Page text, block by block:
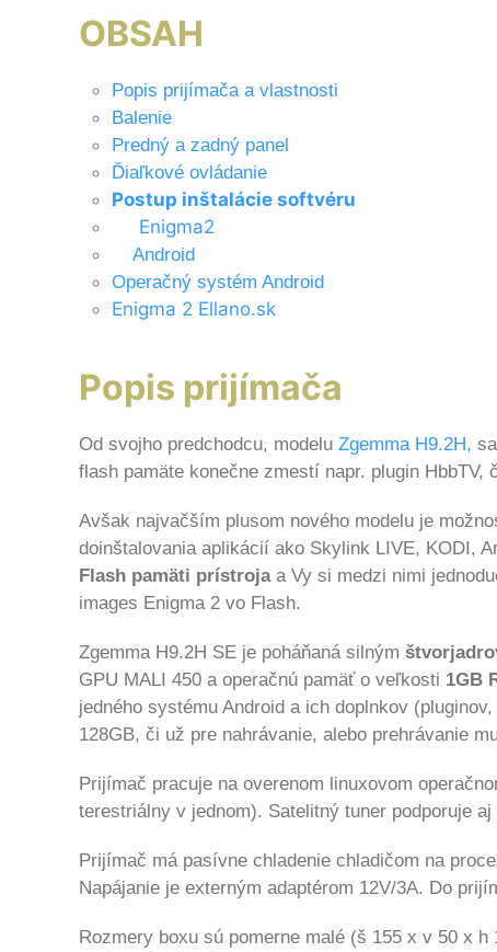
OBSAH
Popis prijímača a vlastnosti
Balenie
Predný a zadný panel
Ďiaľkové ovládanie
Postup inštalácie softvéru
Enigma2
Android
Operačný systém Android
Enigma 2 Ellano.sk
Popis prijímača
Od svojho predchodcu, modelu Zgemma H9.2H,
flash pamäte konečne zmestí napr. plugin
Avšak najvačším plusom nového modelu je
doinštalovania aplikácií ako Skylink LIVE, KODI,
Flash pamäti prístrojaa Vy si medzi nimi
images Enigma 2 vo Flash.
Zgemma H9.2H SE je poháňaná silným
GPU MALI 450 a operačnú pamäť o veľkosti 1GB
jedného systému Android a ich doplnkov
128GB, či už pre nahrávanie, alebo prehrávanie
Prijímač pracuje na overenom linuxovom
terestriálny v jednom). Satelitný tuner podporuje
Prijímač má pasívne chladenie chladičom na
Napájanie je externým adaptérom 12V/3A. Do
Rozmery boxu sú pomerne malé (š 155 x v 50 x